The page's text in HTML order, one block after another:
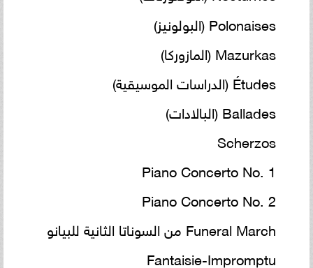
Polonaises (البولونيز)
Mazurkas (المازوركا)
Études (الدراسات الموسيقية)
Ballades (البالادات)
Scherzos
Piano Concerto No. 1
Piano Concerto No. 2
Funeral March من السوناتا الثانية للبيانو
Fantaisie-Impromptu